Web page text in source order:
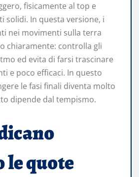
fisicamente al top e
solidi. In questa versione, i
nei movimenti sulla terra
chiaramente: controlla gli
ed evita di farsi trascinare
e poco efficaci. In questo
le fasi finali diventa molto
dipende dal tempismo.
le quote